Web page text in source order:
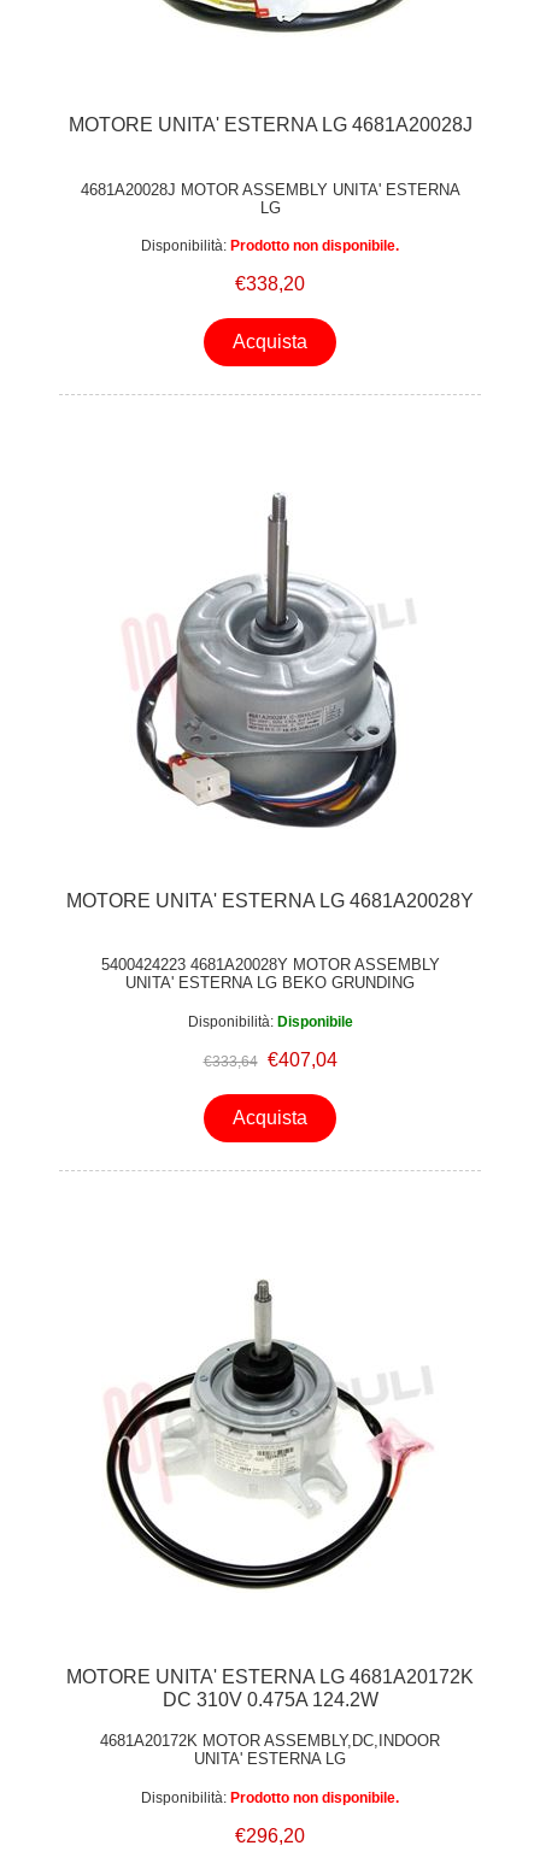
MOTORE UNITA' ESTERNA LG 4681A20028J
4681A20028J MOTOR ASSEMBLY UNITA' ESTERNA
LG
Disponibilità: Prodotto non disponibile.
€338,20
Acquista
MOTORE UNITA' ESTERNA LG 4681A20028Y
5400424223 4681A20028Y MOTOR ASSEMBLY
UNITA' ESTERNA LG BEKO GRUNDING
Disponibilità: Disponibile
€333,64 €407,04
Acquista
MOTORE UNITA' ESTERNA LG 4681A20172K
DC 310V 0.475A 124.2W
4681A20172K MOTOR ASSEMBLY,DC,INDOOR
UNITA' ESTERNA LG
Disponibilità: Prodotto non disponibile.
€296,20